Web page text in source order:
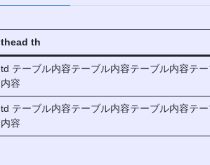
thead th
td テーブル内容テーブル内容テーブル内容テ
内容
td テーブル内容テーブル内容テーブル内容テ
内容